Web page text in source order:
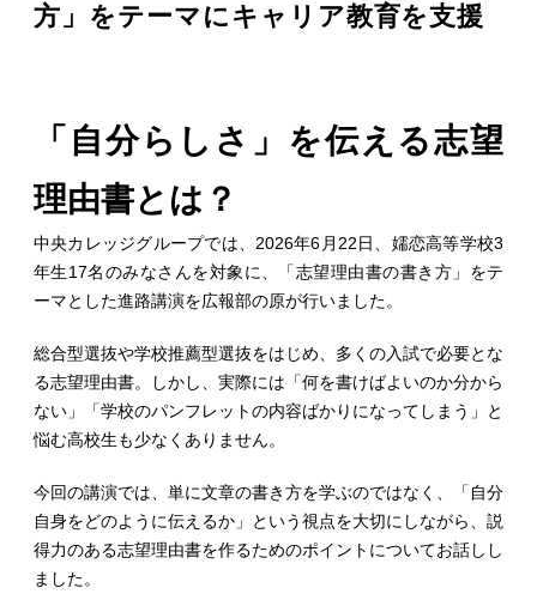
方」をテーマにキャリア教育を支援
「自分らしさ」を伝える志望
理由書とは？
中央カレッジグループでは、2026年6月22日、嬬恋高等学校3
年生17名のみなさんを対象に、「志望理由書の書き方」をテ
ーマとした進路講演を広報部の原が行いました。
総合型選抜や学校推薦型選抜をはじめ、多くの入試で必要とな
る志望理由書。しかし、実際には「何を書けばよいのか分から
ない」「学校のパンフレットの内容ばかりになってしまう」と
悩む高校生も少なくありません。
今回の講演では、単に文章の書き方を学ぶのではなく、「自分
自身をどのように伝えるか」という視点を大切にしながら、説
得力のある志望理由書を作るためのポイントについてお話しし
ました。